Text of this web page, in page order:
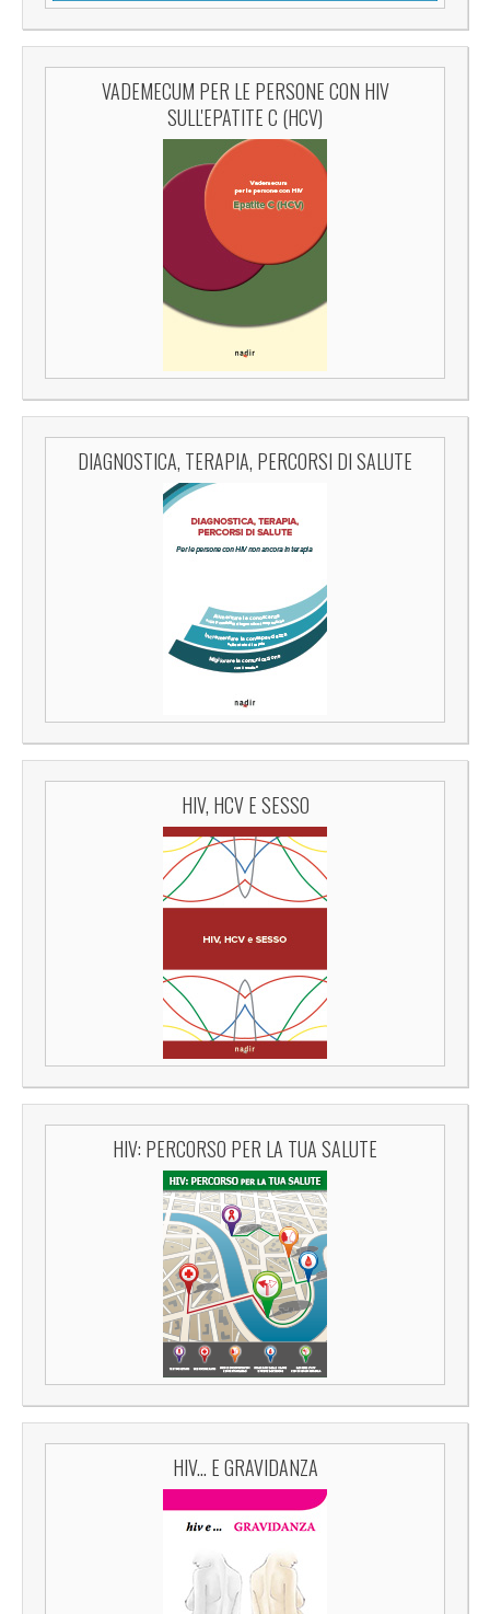
VADEMECUM PER LE PERSONE CON HIV
SULL'EPATITE C (HCV)
DIAGNOSTICA, TERAPIA, PERCORSI DI SALUTE
HIV, HCV E SESSO
HIV: PERCORSO PER LA TUA SALUTE
HIV... E GRAVIDANZA